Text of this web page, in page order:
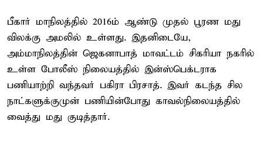
பீகார் மாநிலத்தில் 2016ம் ஆண்டு முதல் பூரண மது
விலக்கு அமலில் உள்ளது. இதனிடையே,
அம்மாநிலத்தின் ஜெகனாபாத் மாவட்டம் சிகரியா நகரில்
உள்ள போலீஸ் நிலையத்தில் இன்ஸ்பெக்டராக
பணியாற்றி வந்தவர் பகிரா பிரசாத். இவர் கடந்த சில
நாட்களுக்குமுன் பணியின்போது காவல்நிலையத்தில்
வைத்து மது குடித்தார்.